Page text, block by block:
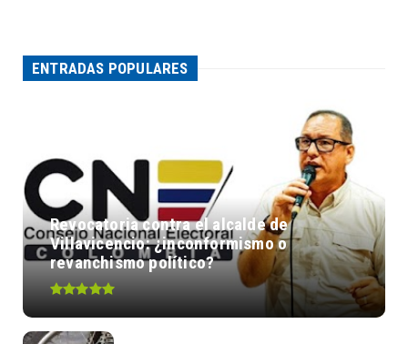
ENTRADAS POPULARES
Revocatoria contra el alcalde de
Villavicencio: ¿inconformismo o
revanchismo político?